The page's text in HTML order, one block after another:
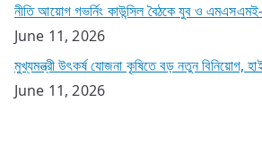
নীতি আয়োগ গভর্নিং কাউন্সিল বৈঠকে যুব ও
June 11, 2026
মুখ্যমন্ত্রী উৎকর্ষ যোজনা কৃষিতে বড় নতুন বিনিয়োগ,
June 11, 2026